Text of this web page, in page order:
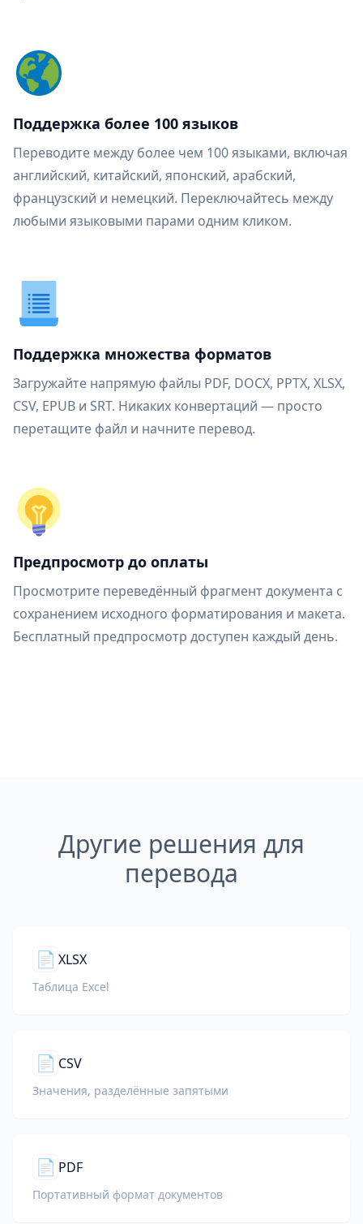
Поддержка более 100 языков
Переводите между более чем 100 языками, включая
английский, китайский, японский, арабский,
французский и немецкий. Переключайтесь между
любыми языковыми парами одним кликом.
Поддержка множества форматов
Загружайте напрямую файлы PDF, DOCX, PPTX, XLSX,
CSV, EPUB и SRT. Никаких конвертаций — просто
перетащите файл и начните перевод.
Предпросмотр до оплаты
Просмотрите переведённый фрагмент документа с
сохранением исходного форматирования и макета.
Бесплатный предпросмотр доступен каждый день.
Другие решения для
перевода
📄 XLSX
Таблица Excel
📄 CSV
Значения, разделённые запятыми
📄 PDF
Портативный формат документов